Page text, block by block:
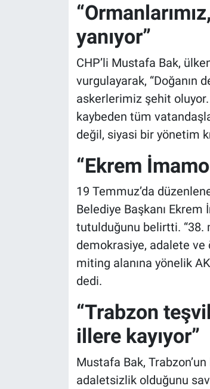
yanıyor”
CHP’li Mustafa Bak,
vurgulayarak, “Doğanın
askerlerimiz şehit oluyor.
kaybeden tüm
değil, siyasi bir yönetim
“Ekrem
19 Temmuz’da
Belediye Başkanı
tutulduğunu belirtti. “38.
demokrasiye, adalete ve
miting alanına yönelik
dedi.
“Trabzon
illere kayıyor”
Mustafa Bak,
adaletsizlik olduğunu